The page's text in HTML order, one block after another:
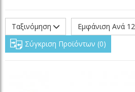
Ταξινόμηση
Εμφάνιση Ανά 12
Σύγκριση Προϊόντων 0